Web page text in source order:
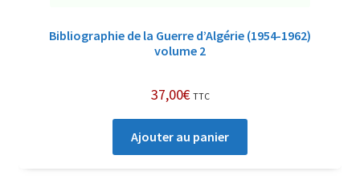
Bibliographie de la Guerre d’Algérie (1954-1962)
volume 2
37,00€ TTC
Ajouter au panier